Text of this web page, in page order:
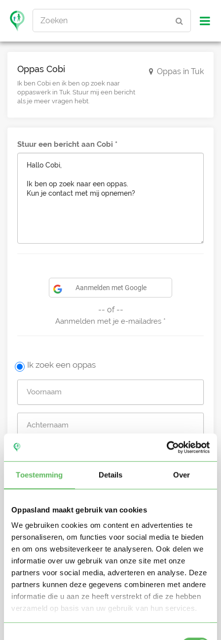
Toestemming Details Over
Oppasland maakt gebruik van cookies
We gebruiken cookies om content en advertenties te
personaliseren, om functies voor social media te bieden
en om ons websiteverkeer te analyseren. Ook delen we
informatie over uw gebruik van onze site met onze
partners voor social media, adverteren en analyse. Deze
partners kunnen deze gegevens combineren met andere
informatie die u aan ze heeft verstrekt of die ze hebben
verzameld op basis van uw gebruik van hun services.
Zoeken
Oppas Cobi
Ik ben Cobi en ik ben op zoek naar
oppaswerk in Tuk. Stuur mij een bericht
als je meer vragen hebt.
Oppas in Tuk
Stuur een bericht aan Cobi
Aanmelden met Google
-- of --
Aanmelden met je e-mailadres
Ik zoek een oppas
Stuur mij nieuwe profielen in mijn omgeving per
e-mail
Door te registreren ga je akkoord met deAlgemene
voorwaardenvan Oppasland.
Gratis aanmelden